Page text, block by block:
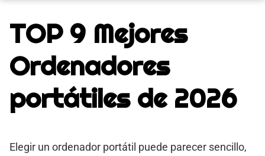
TOP 9 Mejores
Ordenadores
portátiles de 2026
Elegir un ordenador portátil puede parecer sencillo,